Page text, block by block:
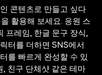
콘텐츠로 만들고 싶다
활용해 보세요. 응원 스
프레임, 한글 문구 장식,
터를 더하면 SNS에서
를 빠르게 완성할 수 있
, 친구 단체샷 같은 테마